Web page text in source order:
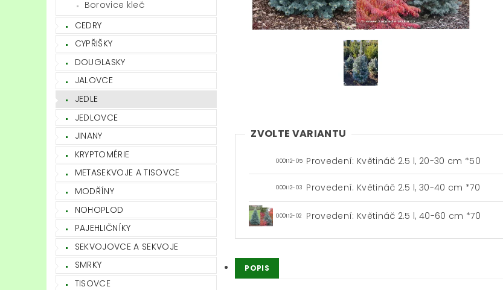
Borovice kleč
CEDRY
CYPŘIŠKY
DOUGLASKY
JALOVCE
JEDLE
JEDLOVCE
JINANY
KRYPTOMÉRIE
METASEKVOJE A TISOVCE
MODŘÍNY
NOHOPLOD
PAJEHLIČNÍKY
SEKVOJOVCE A SEKVOJE
SMRKY
TISOVCE
ZVOLTE VARIANTU
000112-05 Provedení: Květináč 2.5 l, 20-30 cm *50
000112-03 Provedení: Květináč 2.5 l, 30-40 cm *70
000112-02 Provedení: Květináč 2.5 l, 40-60 cm *70
POPIS